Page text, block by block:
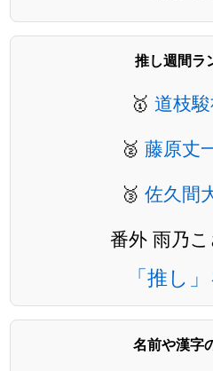
推し週間ラ
🥇 道枝
🥈 藤原丈
🥉 佐久間
番外 雨乃
「推し
名前や漢字